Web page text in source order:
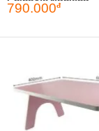
790.000đ